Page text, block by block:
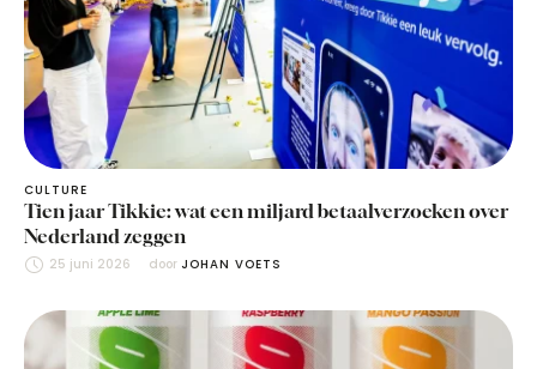
CULTURE
Tien jaar Tikkie: wat een miljard betaalverzoeken over
Nederland zeggen
25 juni 2026 door JOHAN VOETS